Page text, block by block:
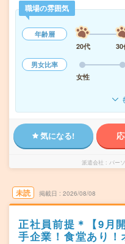
職場の雰囲気
年齢層
20代
30
男女比率
女性
気になる!
派遣会社 パー
未読 掲載日 2026/08/08
正社員前提＊【9月
手企業！食堂あり！